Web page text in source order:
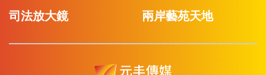
司法放大鏡 兩岸藝苑天地